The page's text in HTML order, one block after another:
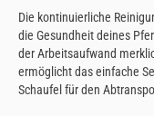
Die kontinuierliche
die Gesundheit deines
der Arbeitsaufwand
ermöglicht das einfache
Schaufel für den